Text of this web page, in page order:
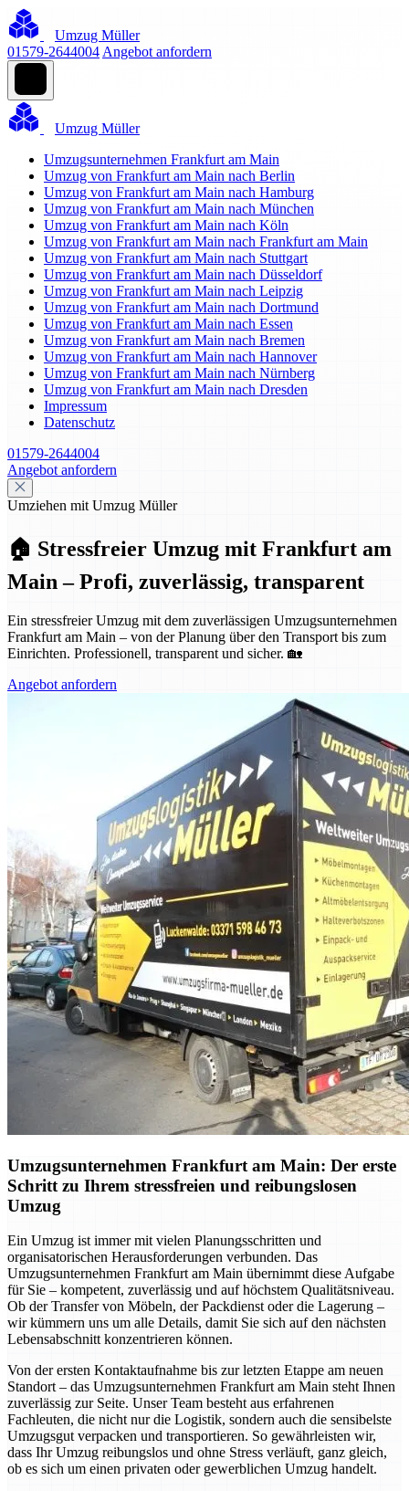
Umzug Müller
01579-2644004 Angebot anfordern
Umzug Müller
Umzugsunternehmen Frankfurt am Main
Umzug von Frankfurt am Main nach Berlin
Umzug von Frankfurt am Main nach Hamburg
Umzug von Frankfurt am Main nach München
Umzug von Frankfurt am Main nach Köln
Umzug von Frankfurt am Main nach Frankfurt am Main
Umzug von Frankfurt am Main nach Stuttgart
Umzug von Frankfurt am Main nach Düsseldorf
Umzug von Frankfurt am Main nach Leipzig
Umzug von Frankfurt am Main nach Dortmund
Umzug von Frankfurt am Main nach Essen
Umzug von Frankfurt am Main nach Bremen
Umzug von Frankfurt am Main nach Hannover
Umzug von Frankfurt am Main nach Nürnberg
Umzug von Frankfurt am Main nach Dresden
Impressum
Datenschutz
01579-2644004
Angebot anfordern
Umziehen mit Umzug Müller
🏠 Stressfreier Umzug mit Frankfurt am
Main – Profi, zuverlässig, transparent
Ein stressfreier Umzug mit dem zuverlässigen Umzugsunternehmen
Frankfurt am Main – von der Planung über den Transport bis zum
Einrichten. Professionell, transparent und sicher. 🏡
Angebot anfordern
Umzugsunternehmen Frankfurt am Main: Der erste
Schritt zu Ihrem stressfreien und reibungslosen
Umzug
Ein Umzug ist immer mit vielen Planungsschritten und
organisatorischen Herausforderungen verbunden. Das
Umzugsunternehmen Frankfurt am Main übernimmt diese Aufgabe
für Sie – kompetent, zuverlässig und auf höchstem Qualitätsniveau.
Ob der Transfer von Möbeln, der Packdienst oder die Lagerung –
wir kümmern uns um alle Details, damit Sie sich auf den nächsten
Lebensabschnitt konzentrieren können.
Von der ersten Kontaktaufnahme bis zur letzten Etappe am neuen
Standort – das Umzugsunternehmen Frankfurt am Main steht Ihnen
zuverlässig zur Seite. Unser Team besteht aus erfahrenen
Fachleuten, die nicht nur die Logistik, sondern auch die sensibelste
Umzugsgut verpacken und transportieren. So gewährleisten wir,
dass Ihr Umzug reibungslos und ohne Stress verläuft, ganz gleich,
ob es sich um einen privaten oder gewerblichen Umzug handelt.